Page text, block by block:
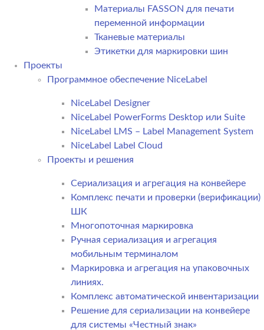
Материалы FASSON для печати
переменной информации
Тканевые материалы
Этикетки для маркировки шин
Проекты
Программное обеспечение NiceLabel
NiceLabel Designer
NiceLabel PowerForms Desktop или Suite
NiceLabel LMS – Label Management System
NiceLabel Label Cloud
Проекты и решения
Сериализация и агрегация на конвейере
Комплекс печати и проверки (верификации)
ШК
Многопоточная маркировка
Ручная сериализация и агрегация
мобильным терминалом
Маркировка и агрегация на упаковочных
линиях.
Комплекс автоматической инвентаризации
Решение для сериализации на конвейере
для системы «Честный знак»